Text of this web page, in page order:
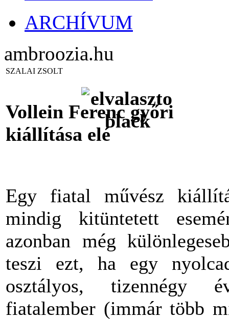
ARCHÍVUM
ambroozia.hu
SZALAI ZSOLT
Vollein Ferenc győri
kiállítása elé
Egy fiatal művész
mindig kitüntetett
azonban még
teszi ezt, ha egy
osztályos, tizennégy
fiatalember (immár több